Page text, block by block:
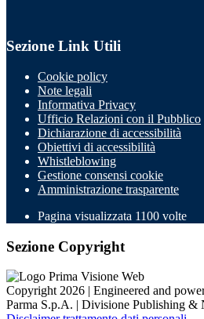
Sezione Link Utili
Cookie policy
Note legali
Informativa Privacy
Ufficio Relazioni con il Pubblico
Dichiarazione di accessibilità
Obiettivi di accessibilità
Whistleblowing
Gestione consensi cookie
Amministrazione trasparente
Pagina visualizzata 1100 volte
Sezione Copyright
Copyright 2026 | Engineered and
Parma S.p.A. | Divisione Publishing &